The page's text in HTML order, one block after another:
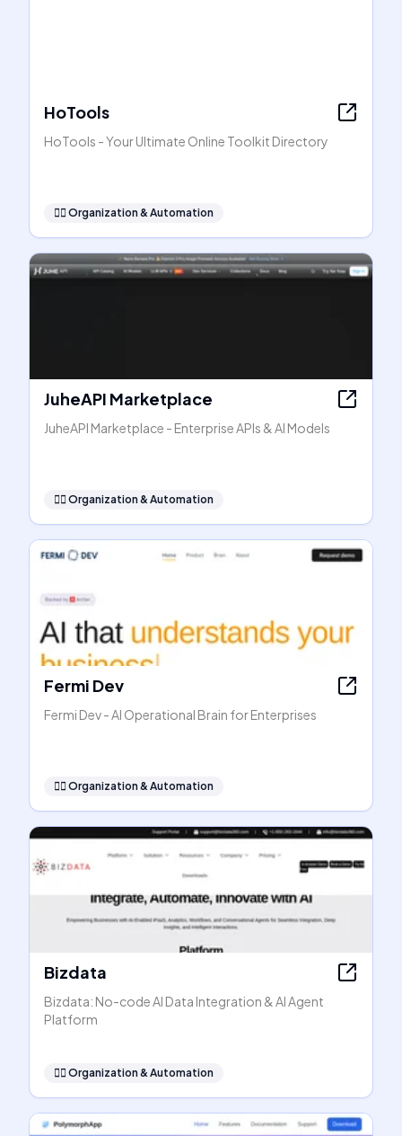
HoTools
HoTools - Your Ultimate Online Toolkit Directory
🧞‍♂️ Organization & Automation
JuheAPI Marketplace
JuheAPI Marketplace - Enterprise APIs & AI Models
🧞‍♂️ Organization & Automation
Fermi Dev
Fermi Dev - AI Operational Brain for Enterprises
🧞‍♂️ Organization & Automation
Bizdata
Bizdata: No-code AI Data Integration & AI Agent
Platform
🧞‍♂️ Organization & Automation